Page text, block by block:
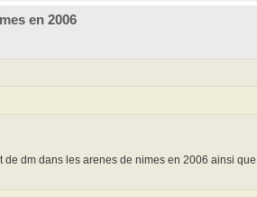
en 2006
dm dans les arenes de nimes en 2006 ainsi que